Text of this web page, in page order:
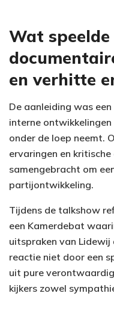
Wat
en verhitte
De aanleiding was
interne
onder de loep neemt.
ervaringen en
samengebracht om
partijontwikkeling.
Tijdens de talkshow
een Kamerdebat
uitspraken van Lidewij
reactie niet door een
uit pure
kijkers zowel